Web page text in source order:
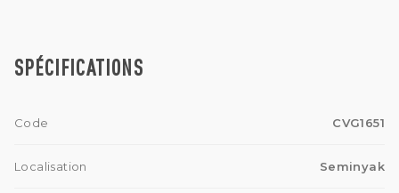
SPÉCIFICATIONS
Code CVG1651
Localisation Seminyak